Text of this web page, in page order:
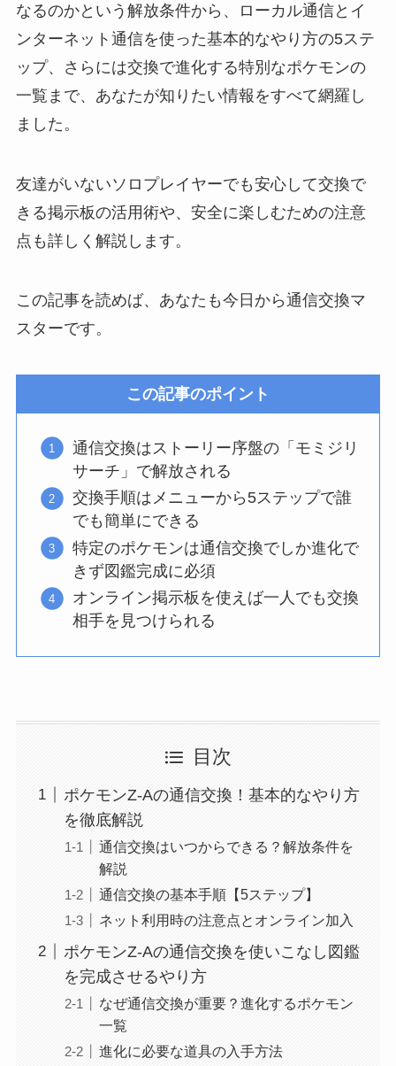
なるのかという解放条件から、ローカル通信とイ
ンターネット通信を使った基本的なやり方の5ステ
ップ、さらには交換で進化する特別なポケモンの
一覧まで、あなたが知りたい情報をすべて網羅し
ました。
友達がいないソロプレイヤーでも安心して交換で
きる掲示板の活用術や、安全に楽しむための注意
点も詳しく解説します。
この記事を読めば、あなたも今日から通信交換マ
スターです。
この記事のポイント
通信交換はストーリー序盤の「モミジリ
サーチ」で解放される
交換手順はメニューから5ステップで誰
でも簡単にできる
特定のポケモンは通信交換でしか進化で
きず図鑑完成に必須
オンライン掲示板を使えば一人でも交換
相手を見つけられる
目次
ポケモンZ-Aの通信交換！基本的なやり方
を徹底解説
通信交換はいつからできる？解放条件を
解説
通信交換の基本手順【5ステップ】
ネット利用時の注意点とオンライン加入
ポケモンZ-Aの通信交換を使いこなし図鑑
を完成させるやり方
なぜ通信交換が重要？進化するポケモン
一覧
進化に必要な道具の入手方法